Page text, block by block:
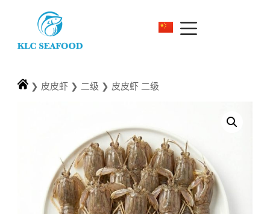
❯ 皮皮虾 ❯ 二级 ❯ 皮皮虾 二级